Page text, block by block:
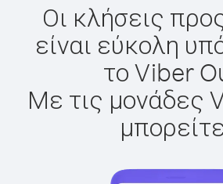
Οι κλήσεις
είναι εύκολη
το Viber
Με τις μονάδες